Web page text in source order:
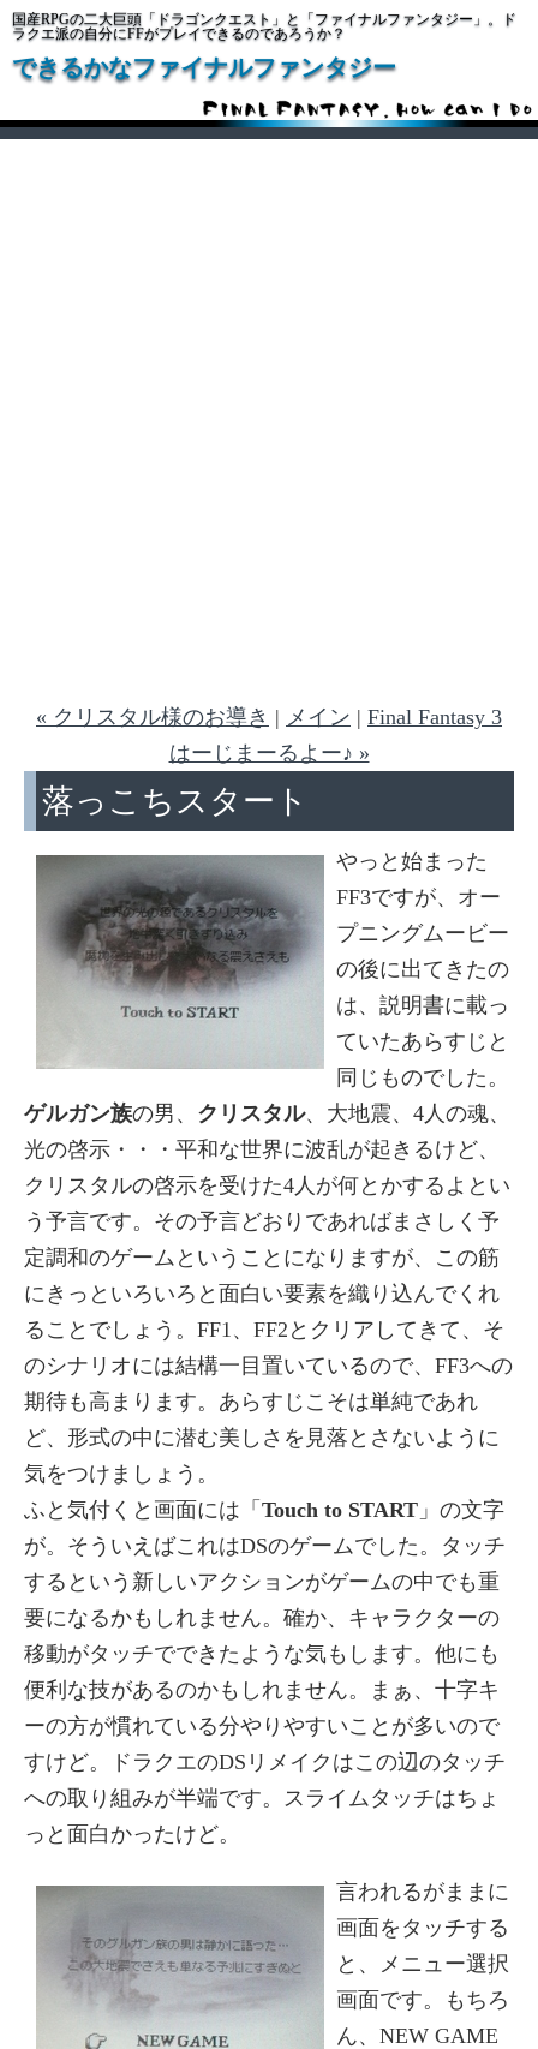
国産RPGの二大巨頭「ドラゴンクエスト」と「ファイナルファンタジー」。ド
ラクエ派の自分にFFがプレイできるのであろうか？
できるかなファイナルファンタジー
« クリスタル様のお導き | メイン | Final Fantasy 3
はーじまーるよー♪ »
落っこちスタート
やっと始まった
FF3ですが、オー
プニングムービー
の後に出てきたの
は、説明書に載っ
ていたあらすじと
同じものでした。
ゲルガン族の男、 クリスタル、大地震、4人の魂、
光の啓示・・・平和な世界に波乱が起きるけど、
クリスタルの啓示を受けた4人が何とかするよとい
う予言です。その予言どおりであればまさしく予
定調和のゲームということになりますが、この筋
にきっといろいろと面白い要素を織り込んでくれ
ることでしょう。FF1、FF2とクリアしてきて、そ
のシナリオには結構一目置いているので、FF3への
期待も高まります。あらすじこそは単純であれ
ど、形式の中に潜む美しさを見落とさないように
気をつけましょう。
ふと気付くと画面には「 Touch to START 」の文字
が。そういえばこれはDSのゲームでした。タッチ
するという新しいアクションがゲームの中でも重
要になるかもしれません。確か、キャラクターの
移動がタッチでできたような気もします。他にも
便利な技があるのかもしれません。まぁ、十字キ
ーの方が慣れている分やりやすいことが多いので
すけど。ドラクエのDSリメイクはこの辺のタッチ
への取り組みが半端です。スライムタッチはちょ
っと面白かったけど。
言われるがままに
画面をタッチする
と、メニュー選択
画面です。もちろ
ん、NEW GAME